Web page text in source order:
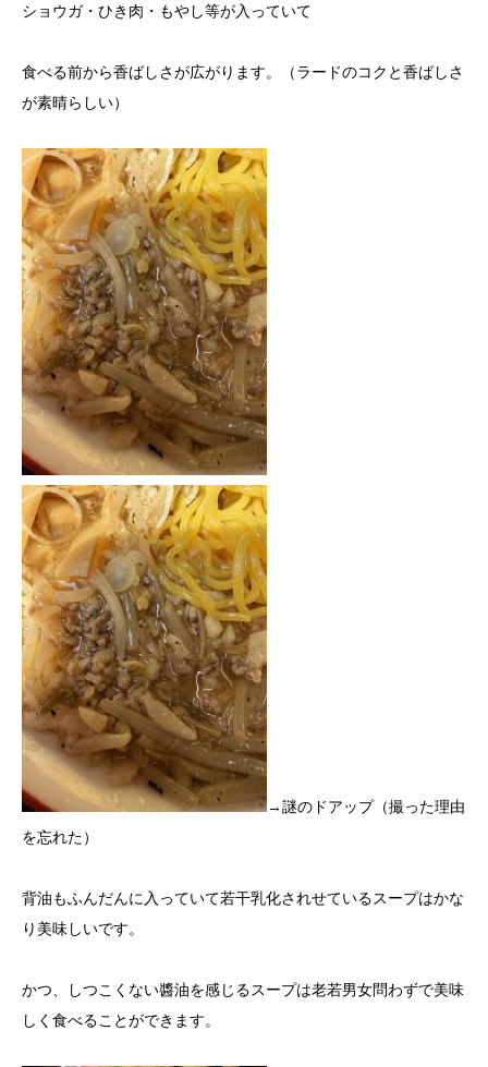
ショウガ・ひき肉・もやし等が入っていて
食べる前から香ばしさが広がります。（ラードのコクと香ばしさ
が素晴らしい）
→謎のドアップ（撮った理由
を忘れた）
背油もふんだんに入っていて若干乳化されせているスープはかな
り美味しいです。
かつ、しつこくない醬油を感じるスープは老若男女問わずで美味
しく食べることができます。